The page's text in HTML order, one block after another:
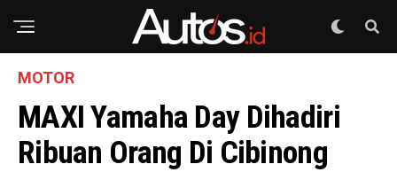
MOTOR
MAXI Yamaha Day Dihadiri
Ribuan Orang Di Cibinong